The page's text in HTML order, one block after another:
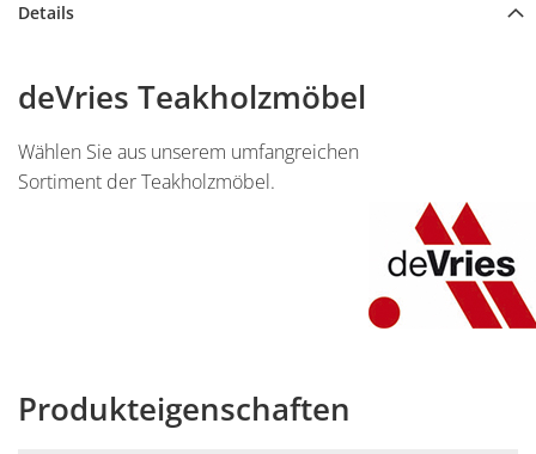
Details
deVries Teakholzmöbel
Wählen Sie aus unserem umfangreichen
Sortiment der Teakholzmöbel.
Produkteigenschaften